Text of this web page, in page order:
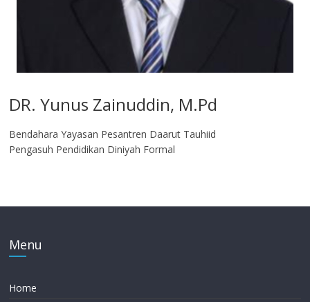
DR. Yunus Zainuddin, M.Pd
Bendahara Yayasan Pesantren Daarut Tauhiid
Pengasuh Pendidikan Diniyah Formal
Menu
Home